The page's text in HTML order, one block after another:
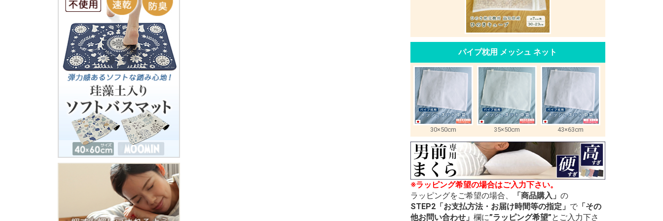
パイプ枕用 メッシュ ネット
30×50cm 35×50cm 43×63cm
※ラッピング希望の場合はご入力下さい。
ラッピングをご希望の場合、
「商品購入」 の
STEP2「お支払方法・お届け時間等の指定」 で「その
他お問い合わせ」 欄に”ラッピング希望”とご入力下さ